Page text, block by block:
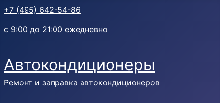
+7 (495) 642-54-86
с 9:00 до 21:00 ежедневно
Автокондиционеры
Ремонт и заправка автокондиционеров